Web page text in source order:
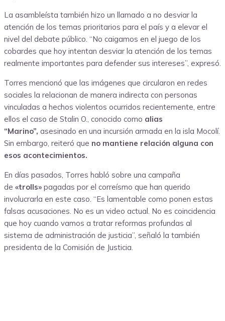
La asambleísta también hizo un llamado a no desviar la
atención de los temas prioritarios para el país y a elevar el
nivel del debate público. “No caigamos en el juego de los
cobardes que hoy intentan desviar la atención de los temas
realmente importantes para defender sus intereses”, expresó.
Torres mencionó que las imágenes que circularon en redes
sociales la relacionan de manera indirecta con personas
vinculadas a hechos violentos ocurridos recientemente, entre
ellos el caso de Stalin O., conocido como alias
“Marino”, asesinado en una incursión armada en la isla Mocolí.
Sin embargo, reiteró que no mantiene relación alguna con
esos acontecimientos.
En días pasados, Torres habló sobre una campaña
de «trolls» pagadas por el correísmo que han querido
involucrarla en este caso. “Es lamentable como ponen estas
falsas acusaciones. No es un video actual. No es coincidencia
que hoy cuando vamos a tratar reformas profundas al
sistema de administración de justicia”, señaló la también
presidenta de la Comisión de Justicia.